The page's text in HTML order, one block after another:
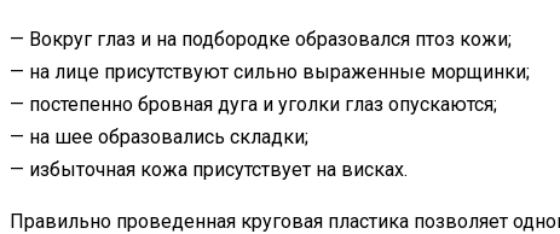
— Вокруг глаз и на подбородке образовался птоз кожи;
— на лице присутствуют сильно выраженные морщинки;
— постепенно бровная дуга и уголки глаз опускаются;
— на шее образовались складки;
— избыточная кожа присутствует на висках.
Правильно проведенная круговая пластика позволяет